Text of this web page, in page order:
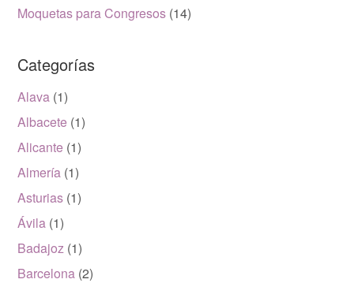
Moquetas para Congresos (14)
Categorías
Alava (1)
Albacete (1)
Alicante (1)
Almería (1)
Asturias (1)
Ávila (1)
Badajoz (1)
Barcelona (2)